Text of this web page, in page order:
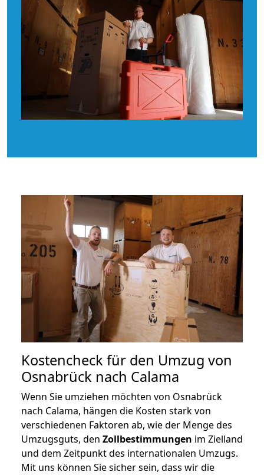
Kostencheck für den Umzug von
Osnabrück nach Calama
Wenn Sie umziehen möchten von Osnabrück
nach Calama, hängen die Kosten stark von
verschiedenen Faktoren ab, wie der Menge des
Umzugsguts, den Zollbestimmungen im Zielland
und dem Zeitpunkt des internationalen Umzugs.
Mit uns können Sie sicher sein, dass wir die